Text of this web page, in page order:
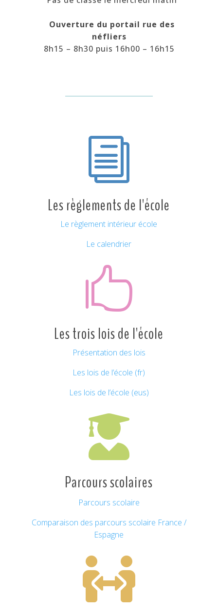
Ouverture du portail rue des
néfliers
8h15 – 8h30 puis 16h00 – 16h15
i
Les règlements de l'école
Le règlement intérieur école
Le calendrier

Les trois lois de l'école
Présentation des lois
Les lois de l’école (fr)
Les lois de l’école (eus)

Parcours scolaires
Parcours scolaire
Comparaison des parcours scolaire France /
Espagne
